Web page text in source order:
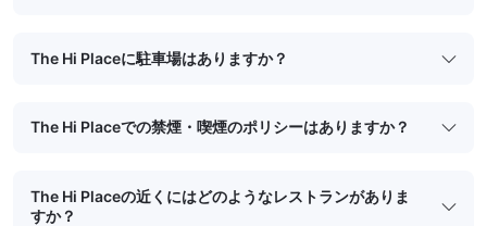
The Hi Placeに駐車場はありますか？
The Hi Placeでの禁煙・喫煙のポリシーはありますか？
The Hi Placeの近くにはどのようなレストランがありま
すか？